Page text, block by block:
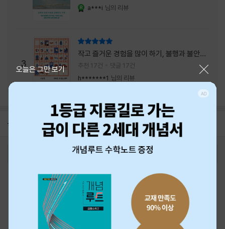
a***i 님의 리뷰
3
작고 즐거운 경험을 많이 하기, 불행과 불안을
회피하지 말기, 그리고 좋은 사람을 많이 만나
기.
추천 17건
댓글 17건
h*******1 님의 리뷰
공지 26년 NBCI 수상 안내
오늘은 그만 보기
최근 본 상품
고객센터 1544-3800 티켓 1544-6399
중고샵 1566-4295
eBook 1:1문의/채팅상담
예스이십사(주) 사업자 정보
이용약관
청소년보호정책
PC버전
거래처관계자께